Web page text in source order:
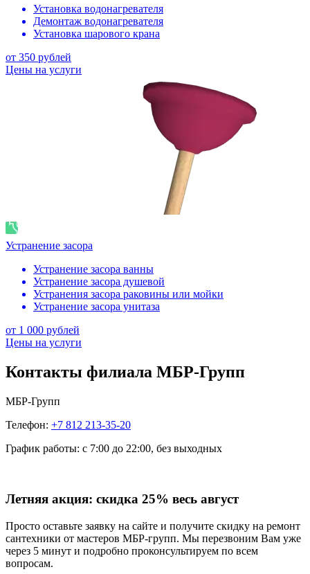
Установка водонагревателя
Демонтаж водонагревателя
Установка шарового крана
от 350 рублей
Цены на услуги
Устранение засора
Устранение засора ванны
Устранение засора душевой
Устранения засора раковины или мойки
Устранение засора унитаза
от 1 000 рублей
Цены на услуги
Контакты филиала МБР-Групп
МБР-Групп
Телефон: +7 812 213-35-20
График работы: с 7:00 до 22:00, без выходных
Летняя акция: скидка 25% весь август
Просто оставьте заявку на сайте и получите скидку на ремонт
сантехники от мастеров МБР-групп. Мы перезвоним Вам уже
через 5 минут и подробно проконсультируем по всем
вопросам.